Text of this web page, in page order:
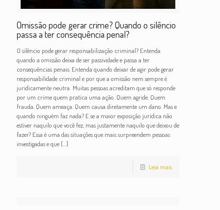
Omissão pode gerar crime? Quando o silêncio
passa a ter consequência penal?
O silêncio pode gerar responsabilização criminal? Entenda
quando a omissão deixa de ser passividade e passa a ter
consequências penais. Entenda quando deixar de agir pode gerar
responsabilidade criminal e por que a omissão nem sempre é
juridicamente neutra Muitas pessoas acreditam que só responde
por um crime quem pratica uma ação. Quem agride. Quem
frauda. Quem ameaça. Quem causa diretamente um dano. Mas e
quando ninguém faz nada? E se a maior exposição jurídica não
estiver naquilo que você fez, mas justamente naquilo que deixou de
fazer? Essa é uma das situações que mais surpreendem pessoas
investigadas e que[…]
Leia mais